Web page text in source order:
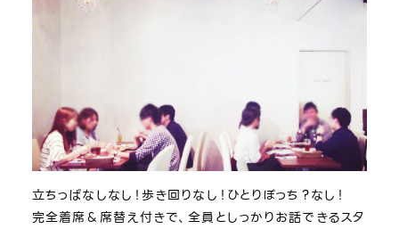
立ちっぱなしなし！歩き回りなし！ひとりぼっち？なし！
完全着席＆席替え付きで、全員としっかりお話できるスタ